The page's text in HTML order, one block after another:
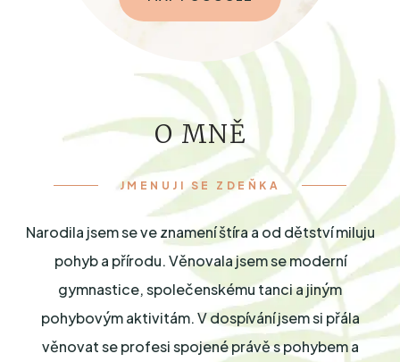
O MNĚ
JMENUJI SE ZDEŇKA
Narodila jsem se ve znamení štíra a od dětství miluju
pohyb a přírodu. Věnovala jsem se moderní
gymnastice, společenskému tanci a jiným
pohybovým aktivitám. V dospívání jsem si přála
věnovat se profesi spojené právě s pohybem a